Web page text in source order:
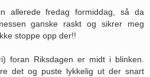
allerede fredag formiddag, så da
ganske raskt og sikrer meg
stoppe opp der!!
foran Riksdagen er midt i blinken.
det og puste lykkelig ut der snart